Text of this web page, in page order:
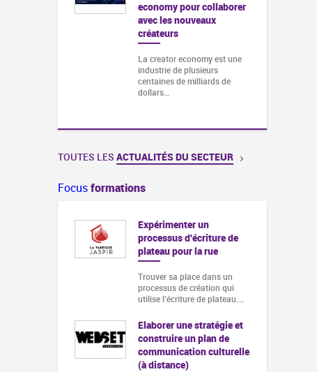
economy pour collaborer
avec les nouveaux
créateurs
La creator economy est une
industrie de plusieurs
centaines de milliards de
dollars…
TOUTES LES ACTUALITÉS DU SECTEUR
Focusformations
Expérimenter un
processus d'écriture de
plateau pour la rue
Trouver sa place dans un
processus de création qui
utilise l’écriture de plateau.…
Elaborer une stratégie et
construire un plan de
communication culturelle
(à distance)